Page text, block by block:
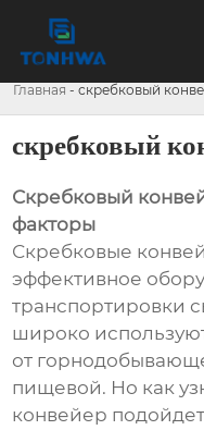
Главная - скребковый
скребковый
Скребковый
факторы
Скребковые
эффективное
транспортировки
широко
от
пищевой. Но как
конвейер